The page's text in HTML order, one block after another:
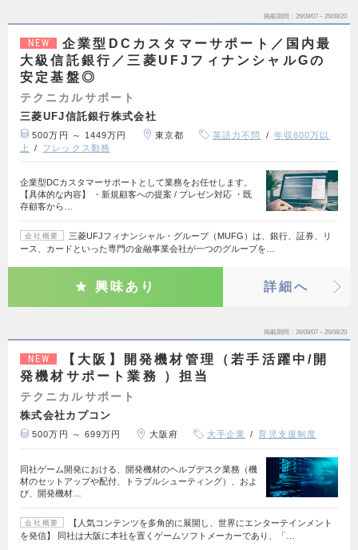
掲載期間 26/08/07～26/08/20
NEW
企業型DCカスタマーサポート／国内最
大級信託銀行／三菱UFJフィナンシャルGの
安定基盤◎
テクニカルサポート
三菱UFJ信託銀行株式会社
500万円 ～ 1449万円 東京都 英語力不問
年収600万以
上
フレックス勤務
企業型DCカスタマーサポートとして業務をお任せします。
【具体的な内容】 ・新規顧客への提案 / プレゼン対応 ・既
存顧客から…
会社概要
三菱UFJフィナンシャル・グループ（MUFG）は、銀行、証券、リ
ース、カードといった専門の金融事業会社が一つのグループを…
興味あり 詳細へ
掲載期間 26/08/07～26/08/20
NEW
【大阪】開発機材管理（若手活躍中/開
発機材サポート業務 ）担当
テクニカルサポート
株式会社カプコン
500万円 ～ 699万円 大阪府 大手企業 育児支援制度
同社ゲーム開発における、開発機材のヘルプデスク業務（機
材のセットアップや配付、トラブルシューティング）、およ
び、開発機材…
会社概要
【人気コンテンツを多角的に展開し、世界にエンターテインメント
を発信】 同社は大阪に本社を置くゲームソフトメーカーであり、「…